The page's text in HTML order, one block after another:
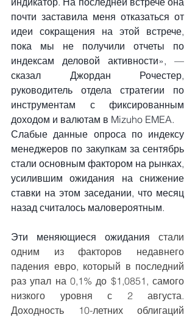
почти заставила меня отказаться от
идеи сокращения на этой встрече,
пока мы не получили отчеты по
индексам деловой активности», —
сказал Джордан Рочестер,
руководитель отдела стратегии по
инструментам с фиксированным
доходом и валютам в Mizuho EMEA.
Слабые данные опроса по индексу
менеджеров по закупкам за сентябрь
стали основным фактором на рынках,
усилившим ожидания на снижение
ставки на этом заседании, что месяц
назад считалось маловероятным.
Эти меняющиеся ожидания стали
одним из факторов недавнего
падения евро, который в последний
раз упал на 0,1% до $1,0851, самого
низкого уровня с 2 августа.
Доходность 10-летних облигаций